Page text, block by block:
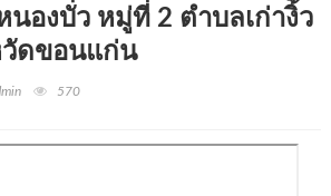
องบั่ว หมู่ที่ 2 ตำบลเก่างิ้ว
วัดขอนแก่น
570